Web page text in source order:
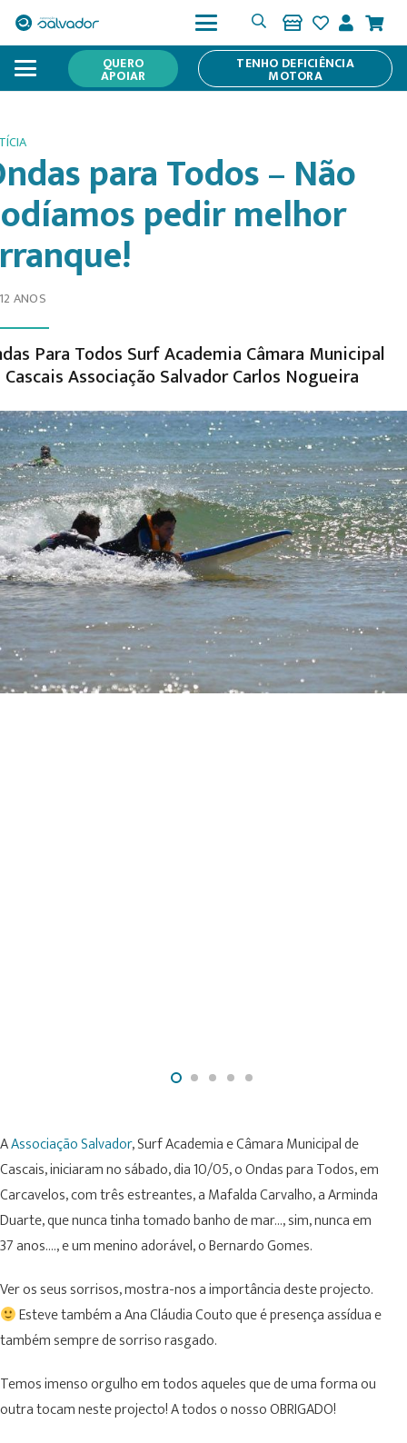
QUERO
APOIAR
TENHO DEFICIÊNCIA
MOTORA
para Todos – Não
pedir melhor
ANOS
Para Todos Surf Academia Câmara Municipal
Associação Salvador Carlos Nogueira
AAssociação Salvador, Surf Academia e Câmara Municipal de
Cascais, iniciaram no sábado, dia 10/05, o Ondas para Todos, em
Carcavelos, com três estreantes, a Mafalda Carvalho, a Arminda
Duarte, que nunca tinha tomado banho de mar…, sim, nunca em
37 anos…., e um menino adorável, o Bernardo Gomes.
Ver os seus sorrisos, mostra-nos a importância deste projecto.
Esteve também a Ana Cláudia Couto que é presença assídua e
também sempre de sorriso rasgado.
Temos imenso orgulho em todos aqueles que de uma forma ou
outra tocam neste projecto! A todos o nosso OBRIGADO!